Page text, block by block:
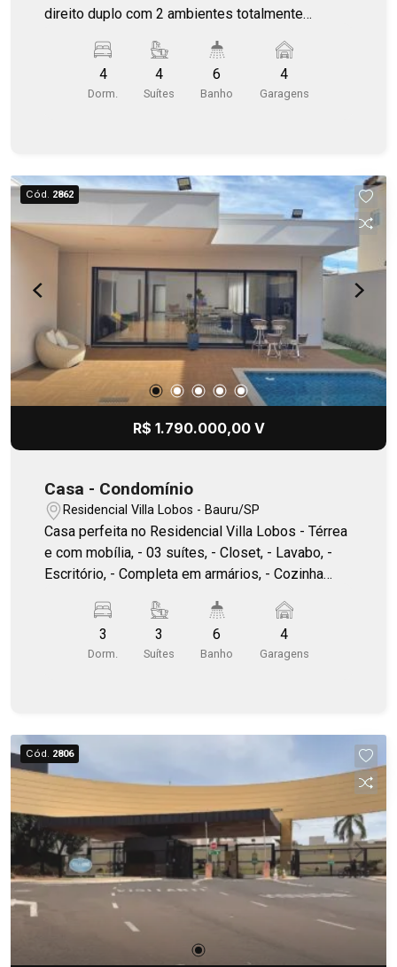
direito duplo com 2 ambientes totalmente
acabamento fino.
4
Dorm.
4
Suítes
6
Banho
4
Garagens
Cód. 2862
R$ 1.790.000,00 V
Casa - Condomínio
Residencial Villa Lobos - Bauru/SP
Casa perfeita no Residencial Villa Lobos - Térrea
e com mobília, - 03 suítes, - Closet, - Lavabo, -
Escritório, - Completa em armários, - Cozinha
conhecer o imóvel? Fale conosco e agende uma
visita! - Área de serviço, - Espaço gourmet, -
Piscina, - Quintal, - 04 vagas de garagem, -
3
Dorm.
3
Suítes
6
Banho
4
Garagens
Cód. 2806